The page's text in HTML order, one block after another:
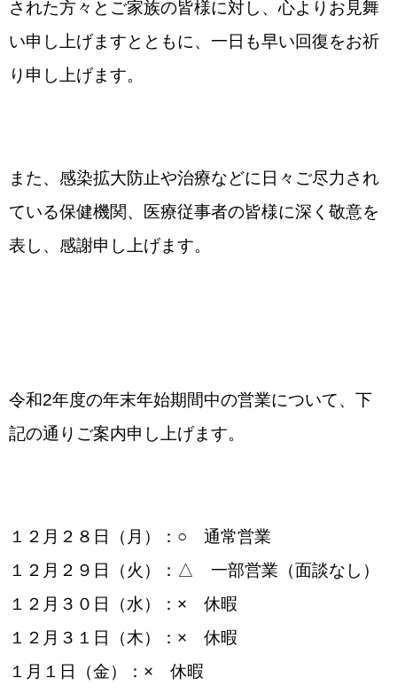
された方々とご家族の皆様に対し、心よりお見舞
い申し上げますとともに、一日も早い回復をお祈
り申し上げます。
また、感染拡大防止や治療などに日々ご尽力され
ている保健機関、医療従事者の皆様に深く敬意を
表し、感謝申し上げます。
令和2年度の年末年始期間中の営業について、下
記の通りご案内申し上げます。
１２月２８日（月）：○ 通常営業
１２月２９日（火）：△ 一部営業（面談なし）
１２月３０日（水）：× 休暇
１２月３１日（木）：× 休暇
１月１日（金）：× 休暇